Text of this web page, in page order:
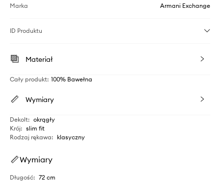
Marka Armani Exchange
ID Produktu
Materiał
Cały produkt: 100% Bawełna
Wymiary
Dekolt: okrągły
Krój: slim fit
Rodzaj rękawa: klasyczny
Wymiary
Długość: 72 cm